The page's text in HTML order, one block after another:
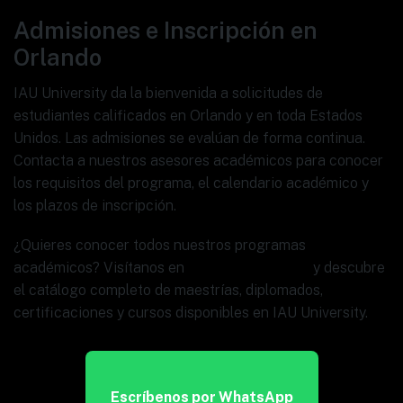
Admisiones e Inscripción en
Orlando
IAU University da la bienvenida a solicitudes de
estudiantes calificados en Orlando y en toda Estados
Unidos. Las admisiones se evalúan de forma continua.
Contacta a nuestros asesores académicos para conocer
los requisitos del programa, el calendario académico y
los plazos de inscripción.
¿Quieres conocer todos nuestros programas
académicos? Visítanos en
y descubre
el catálogo completo de maestrías, diplomados,
certificaciones y cursos disponibles en IAU University.
Escríbenos por WhatsApp